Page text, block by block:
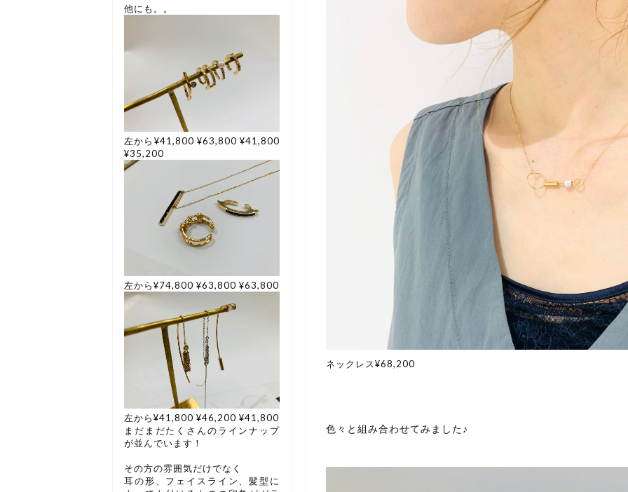
ネックレス¥68,200
色々と組み合わせてみました♪
他にも。。
左から¥41,800 ¥63,800 ¥41,800
¥35,200
左から¥74,800 ¥63,800 ¥63,800
左から¥41,800 ¥46,200 ¥41,800
まだまだたくさんのラインナップ
が並んでいます！
その方の雰囲気だけでなく
耳の形、フェイスライン、髪型に